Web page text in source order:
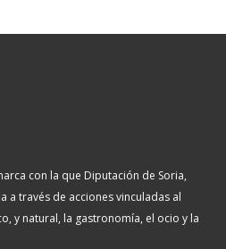
con la que Diputación de Soria,
a través de acciones vinculadas al
y natural, la gastronomía, el ocio y la